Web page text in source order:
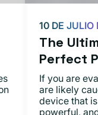
The
Perfect
10 DE JULIO
If you are
are likely
device that
powerful,